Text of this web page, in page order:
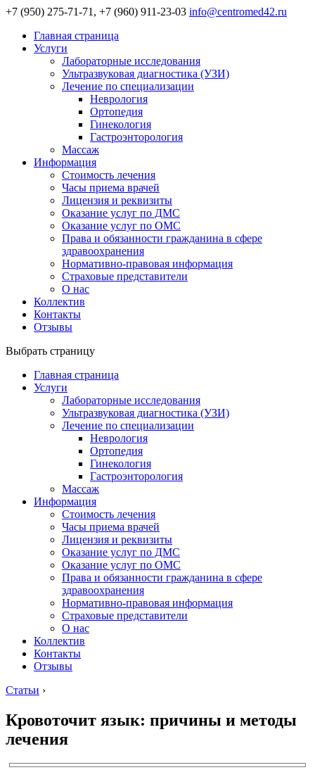
+7 (950) 275-71-71, +7 (960) 911-23-03 info@centromed42.ru
Главная страница
Услуги
Лабораторные исследования
Ультразвуковая диагностика (УЗИ)
Лечение по специализации
Неврология
Ортопедия
Гинекология
Гастроэнторология
Массаж
Информация
Стоимость лечения
Часы приема врачей
Лицензия и реквизиты
Оказание услуг по ДМС
Оказание услуг по ОМС
Права и обязанности гражданина в сфере
здравоохранения
Нормативно-правовая информация
Страховые представители
О нас
Коллектив
Контакты
Отзывы
Выбрать страницу
Главная страница
Услуги
Лабораторные исследования
Ультразвуковая диагностика (УЗИ)
Лечение по специализации
Неврология
Ортопедия
Гинекология
Гастроэнторология
Массаж
Информация
Стоимость лечения
Часы приема врачей
Лицензия и реквизиты
Оказание услуг по ДМС
Оказание услуг по ОМС
Права и обязанности гражданина в сфере
здравоохранения
Нормативно-правовая информация
Страховые представители
О нас
Коллектив
Контакты
Отзывы
Статьи ›
Кровоточит язык: причины и методы
лечения